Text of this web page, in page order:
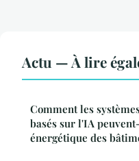
Actu — À lire
Comment les
basés sur l'IA
énergétique des